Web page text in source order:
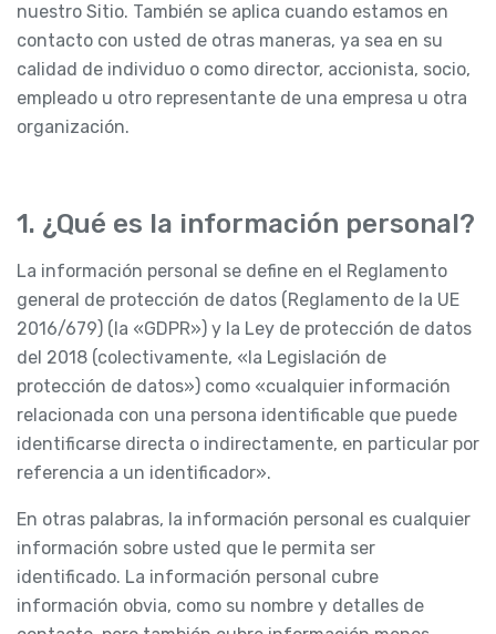
nuestro Sitio. También se aplica cuando estamos en
contacto con usted de otras maneras, ya sea en su
calidad de individuo o como director, accionista, socio,
empleado u otro representante de una empresa u otra
organización.
1. ¿Qué es la información personal?
La información personal se define en el Reglamento
general de protección de datos (Reglamento de la UE
2016/679) (la «GDPR») y la Ley de protección de datos
del 2018 (colectivamente, «la Legislación de
protección de datos») como «cualquier información
relacionada con una persona identificable que puede
identificarse directa o indirectamente, en particular por
referencia a un identificador».
En otras palabras, la información personal es cualquier
información sobre usted que le permita ser
identificado. La información personal cubre
información obvia, como su nombre y detalles de